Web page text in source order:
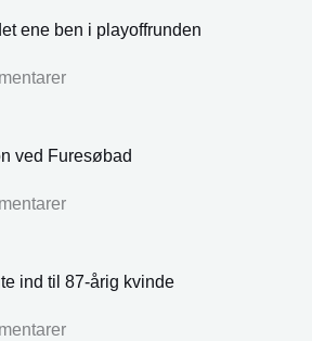
ene ben i playoffrunden
ved Furesøbad
ind til 87-årig kvinde